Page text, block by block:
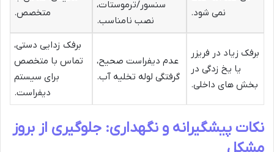
نمی شود.
سنسور/ترموستات،
نصب نامناسب.
متخصص.
برفک زیاد در فریزر
یا یخ زدگی در
بخش های داخلی.
عدم دیفراست صحیح،
گرفتگی لوله تخلیه آب.
برفک زدایی دستی،
تماس با متخصص
برای سیستم
دیفراست.
نکات پیشگیرانه و نگهداری: جلوگیری از بروز